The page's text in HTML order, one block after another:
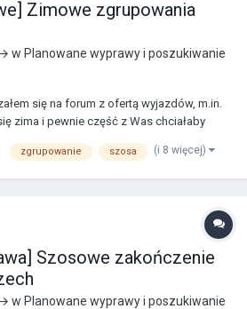
Zimowe zgrupowania
w Planowane wyprawy i poszukiwanie
się na forum z ofertą wyjazdów, m.in.
zima i pewnie część z Was chciałaby
i oferujemy Wam na
zgrupowanie szosa (i 8 więcej)
Szosowe zakończenie
w Planowane wyprawy i poszukiwanie